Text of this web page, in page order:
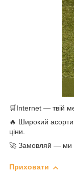
🛒Internet — твій
🔥 Широкий
ціни.
🚀 Замовляй — ми
Приховати